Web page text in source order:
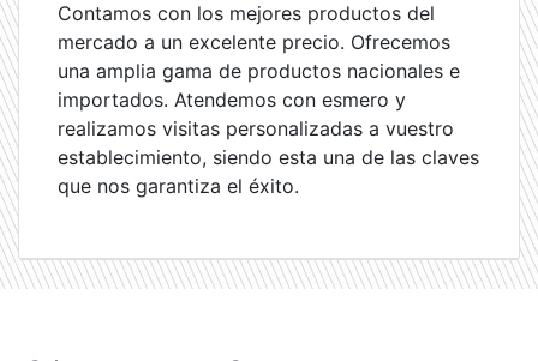
Contamos con los mejores productos del
mercado a un excelente precio. Ofrecemos
una amplia gama de productos nacionales e
importados. Atendemos con esmero y
realizamos visitas personalizadas a vuestro
establecimiento, siendo esta una de las claves
que nos garantiza el éxito.